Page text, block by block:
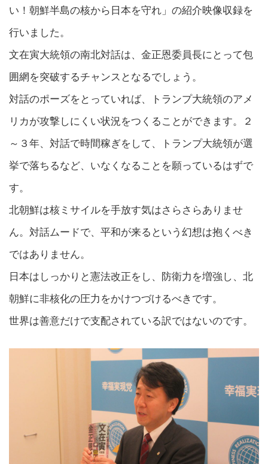
い！朝鮮半島の核から日本を守れ」の紹介映像収録を
行いました。
文在寅大統領の南北対話は、金正恩委員長にとって包
囲網を突破するチャンスとなるでしょう。
対話のポーズをとっていれば、トランプ大統領のアメ
リカが攻撃しにくい状況をつくることができます。２
～３年、対話で時間稼ぎをして、トランプ大統領が選
挙で落ちるなど、いなくなることを願っているはずで
す。
北朝鮮は核ミサイルを手放す気はさらさらありませ
ん。対話ムードで、平和が来るという幻想は抱くべき
ではありません。
日本はしっかりと憲法改正をし、防衛力を増強し、北
朝鮮に非核化の圧力をかけつづけるべきです。
世界は善意だけで支配されている訳ではないのです。